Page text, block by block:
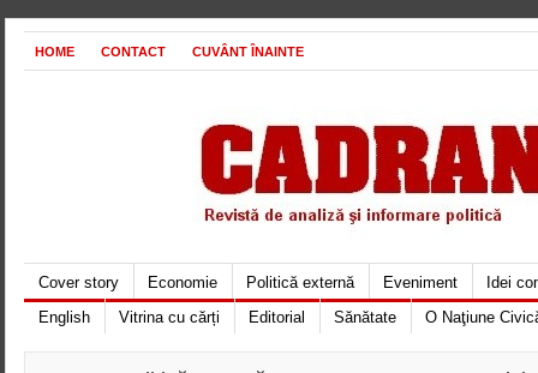
HOME CONTACT CUVÂNT ÎNAINTE
Cover story Economie Politică externă Eveniment
Idei
English
Vitrina cu cărți Editorial Sănătate O Naţiune